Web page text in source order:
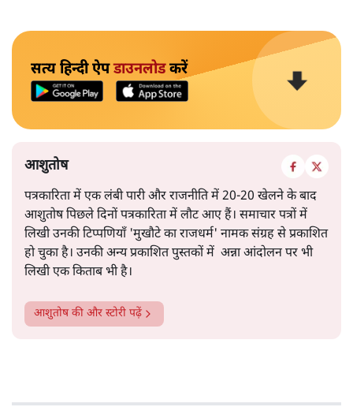
सत्य हिन्दी ऐपडाउनलोडकरें
आशुतोष
पत्रकारिता में एक लंबी पारी और राजनीति में 20-20 खेलने के बाद
आशुतोष पिछले दिनों पत्रकारिता में लौट आए हैं। समाचार पत्रों में
लिखी उनकी टिप्पणियाँ 'मुखौटे का राजधर्म' नामक संग्रह से प्रकाशित
हो चुका है। उनकी अन्य प्रकाशित पुस्तकों में अन्ना आंदोलन पर भी
लिखी एक किताब भी है।
आशुतोषकी और स्टोरी पढ़ें